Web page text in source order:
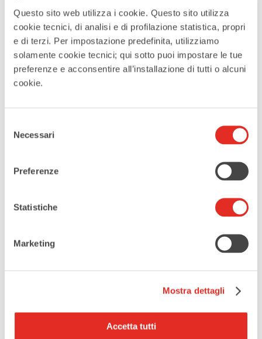
Questo sito web utilizza i cookie. Questo sito utilizza
cookie tecnici, di analisi e di profilazione statistica, propri
e di terzi. Per impostazione predefinita, utilizziamo
solamente cookie tecnici; qui sotto puoi impostare le tue
preferenze e acconsentire all’installazione di tutti o alcuni
cookie.
delNecessari
Preferenze
Statistiche
Marketing
Mostra dettagli
Accetta tutti
CATEGORIE
Incontri letterari